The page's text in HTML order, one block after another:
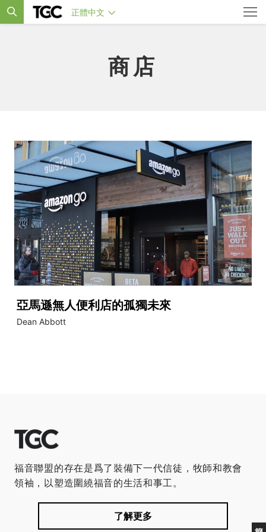
正體中文
商店
亞馬遜無人便利店的孤獨未來
Dean Abbott
福音聯盟的存在是爲了裝備下一代信徒，牧師和教會
領袖，以塑造圍繞福音的生活和事工。
了解更多